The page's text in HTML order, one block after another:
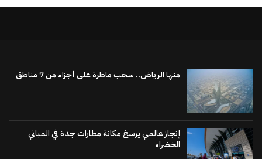
منها الرياض.. سحب ماطرة على أجزاء من 7 مناطق
إنجاز عالمي يرسخ مكانة مطارات جدة في المباني
الخضراء